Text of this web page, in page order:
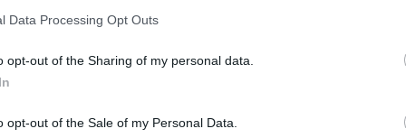
Data Processing Opt Outs
opt-out of the Sharing of my personal data.
opt-out of the Sale of my Personal Data.
τα παιδιά. Στις περιπτώσεις που η οικογένεια δεν
στα παιδιά, αναπόφευκτα το πρόβλημα μεταφέρεται στους
ίσης πρόσβασης στην εκπαίδευση σε σχέση με τους
κύμα της πανδημίας. Οι λύσεις ήταν μπαλωματικές και